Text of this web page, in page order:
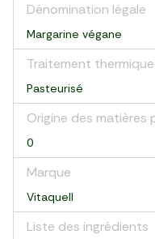
Dénomination légale
Margarine végane
Traitement
Pasteurisé
Origine des matières
0
Marque
Vitaquell
Liste des ingrédients